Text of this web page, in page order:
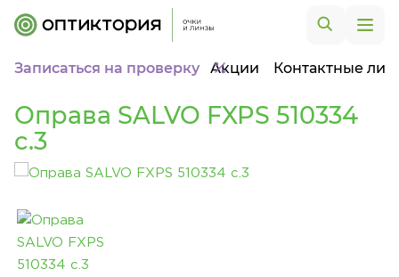
Записаться на проверку Акции Контактные
Оправа SALVO FXPS 510334
c.3